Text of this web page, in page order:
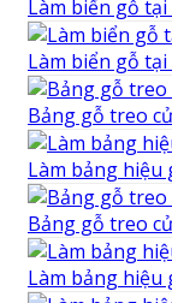
Làm biển gỗ
Làm biển gỗ
Bảng gỗ treo
Làm bảng
Bảng gỗ treo
Làm bảng hiệu